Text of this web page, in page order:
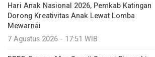
Hari Anak Nasional 2026, Pemkab Katingan
Dorong Kreativitas Anak Lewat Lomba
Mewarnai
7 Agustus 2026 - 17:51 WIB